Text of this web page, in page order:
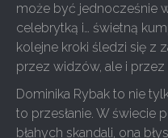
może być jednocześnie
celebrytką i… świetną
kolejne kroki śledzi się z
przez widzów, ale i przez
Dominika Rybak to nie
to przesłanie. W świecie
błahych skandali, ona